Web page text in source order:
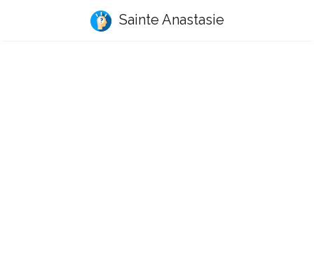
Sainte Anastasie